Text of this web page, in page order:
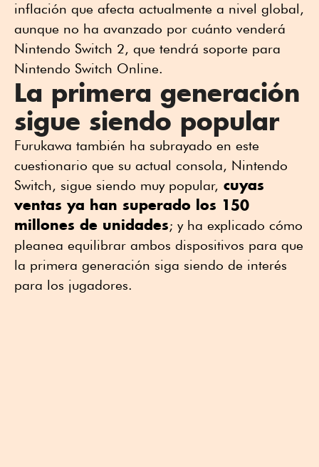
inflación que afecta actualmente a nivel global,
aunque no ha avanzado por cuánto venderá
Nintendo Switch 2, que tendrá soporte para
Nintendo Switch Online.
La primera generación
sigue siendo popular
Furukawa también ha subrayado en este
cuestionario que su actual consola, Nintendo
Switch, sigue siendo muy popular, cuyas
ventas ya han superado los 150
millones de unidades; y ha explicado cómo
pleanea equilibrar ambos dispositivos para que
la primera generación siga siendo de interés
para los jugadores.